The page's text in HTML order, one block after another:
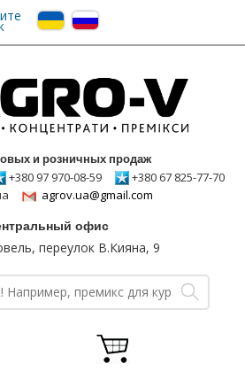
и розничных продаж
+380 97 970-08-59
+380 67 825-77-70
agrov.ua@gmail.com
офис
переулок В.Кияна, 9